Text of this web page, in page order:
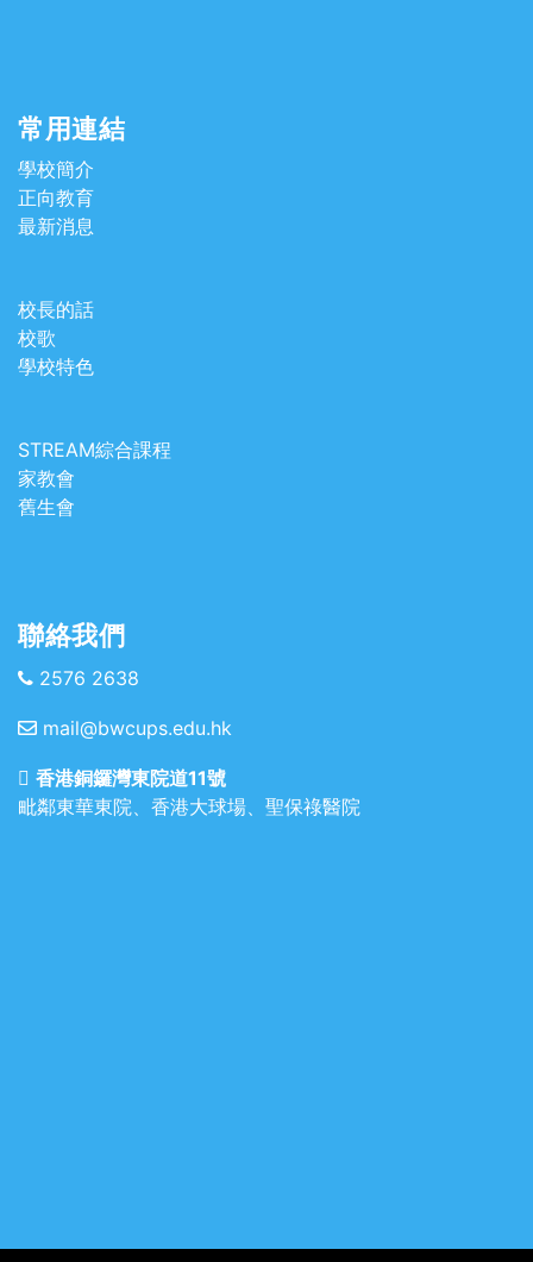
常用連結
學校簡介
正向教育
最新消息
校長的話
校歌
學校特色
STREAM綜合課程
家教會
舊生會
聯絡我們
2576 2638
mail@bwcups.edu.hk
香港銅鑼灣東院道11號
毗鄰東華東院、香港大球場、聖保祿醫院